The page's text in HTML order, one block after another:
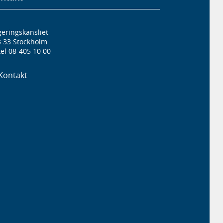
33 Stockholm
08-405 10 00